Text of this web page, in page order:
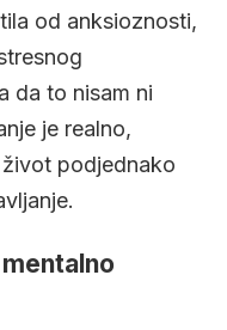
od anksioznosti,
da to nisam ni
je realno,
podjednako